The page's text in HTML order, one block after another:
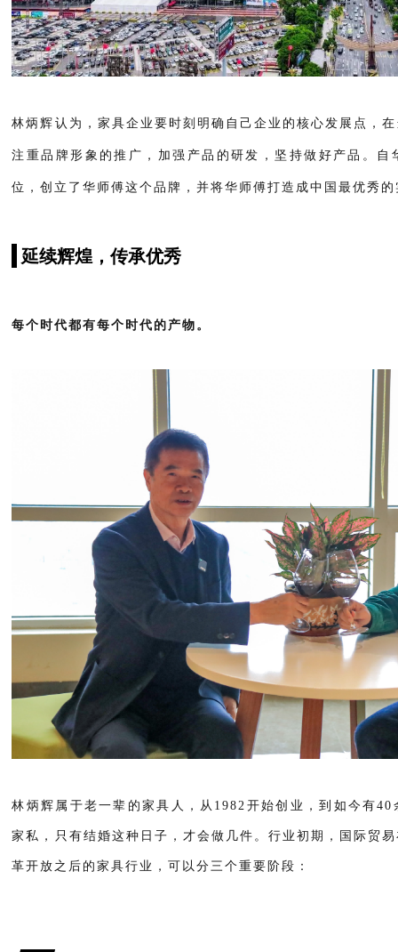
林炳辉认为，家具企业要时刻明确自己企业的核心发展点，
注重品牌形象的推广，加强产品的研发，坚持做好产品。
位，创立了华师傅这个品牌，并将华师傅打造成中国最优秀
延续辉煌，传承优秀
每个时代都有每个时代的产物。
林炳辉属于老一辈的家具人，从1982开始创业，到如今有
家私，只有结婚这种日子，才会做几件。行业初期，国际 贸
革开放之后的家具行业，可以分三个重要阶段：